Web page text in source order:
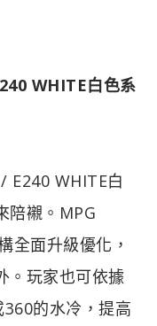
WHITE白色系
E240 WHITE白
陪襯。MPG
全面升級優化，
。玩家也可依據
的水冷，提高